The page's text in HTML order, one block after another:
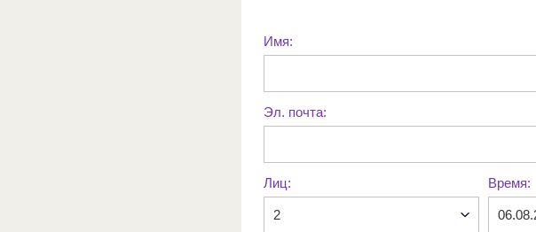
Имя:
Эл. почта:
Лиц: Время: